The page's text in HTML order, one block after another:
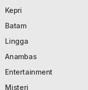
Kepri
Batam
Lingga
Anambas
Entertainment
Misteri